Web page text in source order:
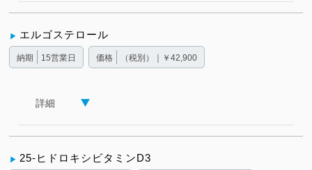
エルゴステロール
納期 15営業日 価格 （税別）｜￥42,900
詳細
25-ヒドロキシビタミンD3